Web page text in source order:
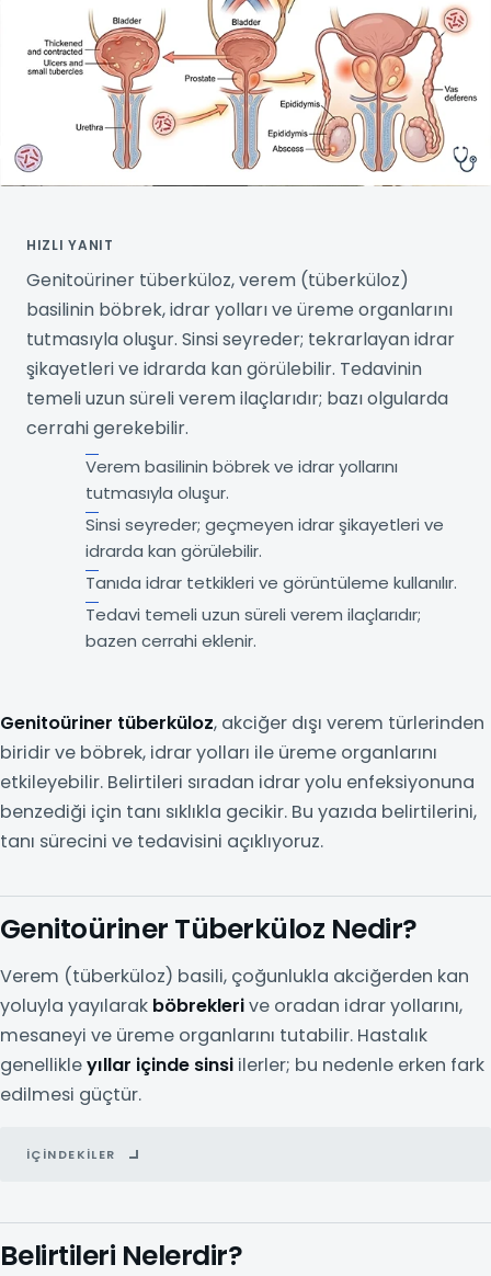
HIZLI YANIT
Genitoüriner tüberküloz, verem (tüberküloz)
basilinin böbrek, idrar yolları ve üreme organlarını
tutmasıyla oluşur. Sinsi seyreder; tekrarlayan idrar
şikayetleri ve idrarda kan görülebilir. Tedavinin
temeli uzun süreli verem ilaçlarıdır; bazı olgularda
cerrahi gerekebilir.
Verem basilinin böbrek ve idrar yollarını
tutmasıyla oluşur.
Sinsi seyreder; geçmeyen idrar şikayetleri ve
idrarda kan görülebilir.
Tanıda idrar tetkikleri ve görüntüleme kullanılır.
Tedavi temeli uzun süreli verem ilaçlarıdır;
bazen cerrahi eklenir.
Genitoüriner tüberküloz, akciğer dışı verem türlerinden
biridir ve böbrek, idrar yolları ile üreme organlarını
etkileyebilir. Belirtileri sıradan idrar yolu enfeksiyonuna
benzediği için tanı sıklıkla gecikir. Bu yazıda belirtilerini,
tanı sürecini ve tedavisini açıklıyoruz.
Genitoüriner Tüberküloz Nedir?
Verem (tüberküloz) basili, çoğunlukla akciğerden kan
yoluyla yayılarak böbreklerive oradan idrar yollarını,
mesaneyi ve üreme organlarını tutabilir. Hastalık
genellikleyıllar içinde sinsi ilerler; bu nedenle erken fark
edilmesi güçtür.
İÇINDEKILER
Belirtileri Nelerdir?